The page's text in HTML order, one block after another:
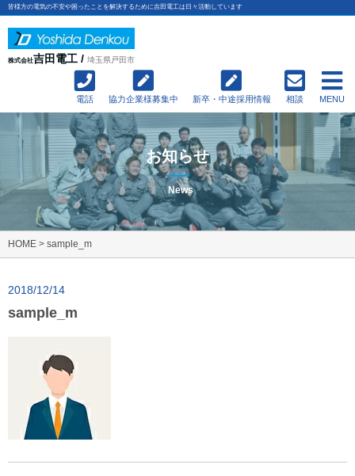
皆様方の電気の不安や困ったことを解決するために吉田電工は日々活動しています
株式会社吉田電工 / 埼玉県戸田市
電話 協力企業様募集中 新卒・中途採用情報 相談 MENU
お知らせ
News
HOME > sample_m
2018/12/14
sample_m